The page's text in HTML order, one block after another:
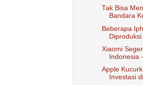
Tak Bisa
Bandara
Beberapa
Diproduksi
Xiaomi
Indonesia
Apple
Investasi